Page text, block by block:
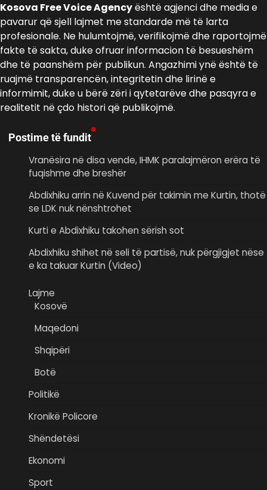
Kosova Free Voice Agencyështë agjenci dhe media e
pavarur që sjell lajmet me standarde më të larta
profesionale. Ne hulumtojmë, verifikojmë dhe raportojmë
fakte të sakta, duke ofruar informacion të besueshëm
dhe të paanshëm për publikun. Angazhimi ynë është të
ruajmë transparencën, integritetin dhe lirinë e
informimit, duke u bërë zëri i qytetarëve dhe pasqyra e
realitetit në çdo histori që publikojmë.
Postime të fundit
Vranësira në disa vende, IHMK paralajmëron erëra të
fuqishme dhe breshër
Abdixhiku arrin në Kuvend për takimin me Kurtin, thotë
se LDK nuk nënshtrohet
Kurti e Abdixhiku takohen sërish sot
Abdixhiku shihet në seli të partisë, nuk përgjigjet nëse
e ka takuar Kurtin (Video)
Lajme
Kosovë
Maqedoni
Shqipëri
Botë
Politikë
Kronikë Policore
Shëndetësi
Ekonomi
Sport